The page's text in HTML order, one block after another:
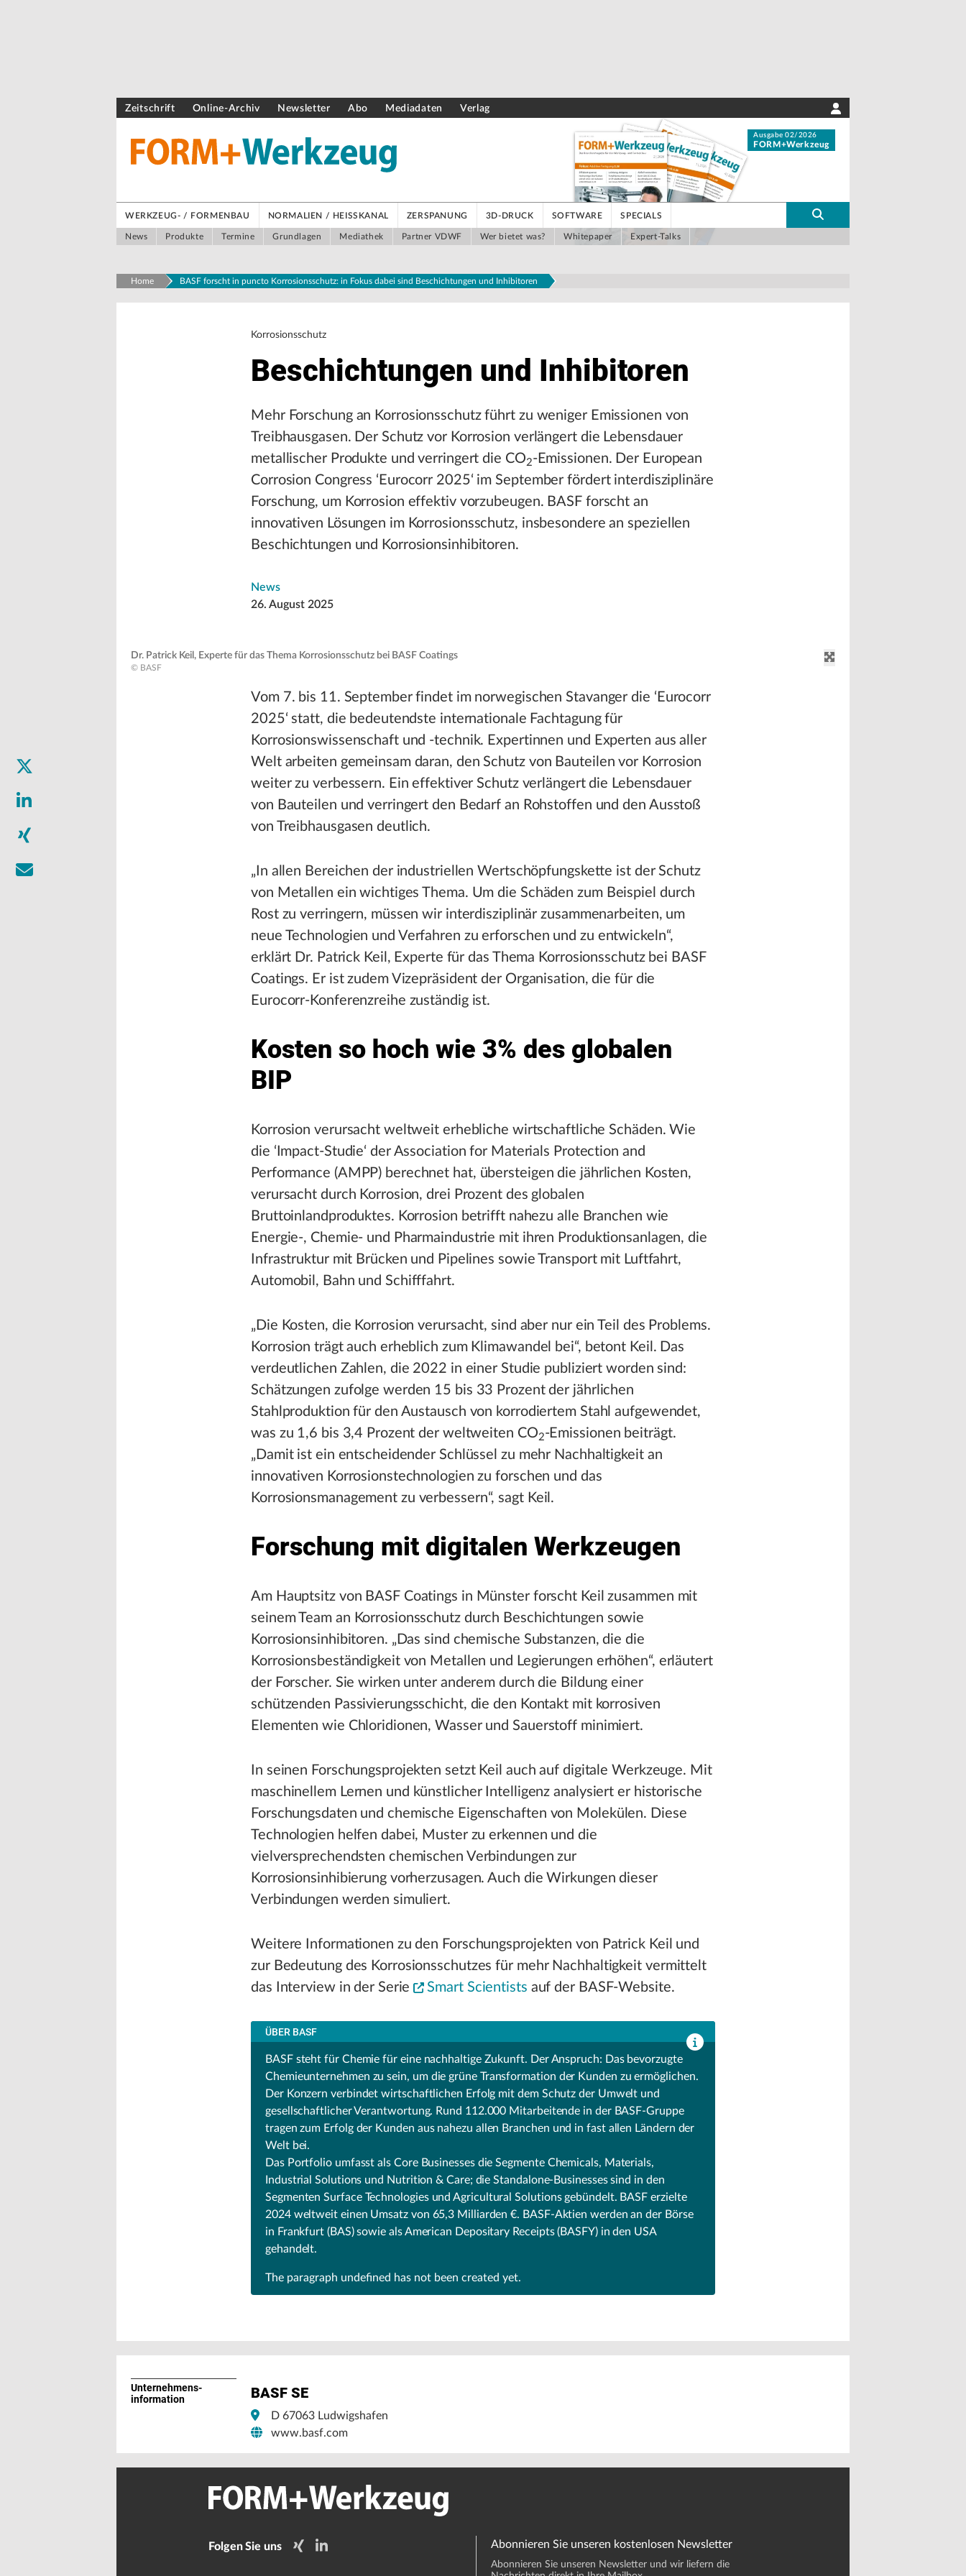
Zeitschrift Online-Archiv Newsletter Abo Mediadaten Verlag
Ausgabe 02/2026
FORM+Werkzeug
WERKZEUG- / FORMENBAU NORMALIEN / HEISSKANAL ZERSPANUNG 3D-DRUCK SOFTWARE SPECIALS
News Produkte Termine Grundlagen Mediathek Partner VDWF Wer bietet was? Whitepaper Expert-Talks
Home BASF forscht in puncto Korrosionsschutz: in Fokus dabei sind Beschichtungen und Inhibitoren
Korrosionsschutz
Beschichtungen und Inhibitoren
Mehr Forschung an Korrosionsschutz führt zu weniger Emissionen von
Treibhausgasen. Der Schutz vor Korrosion verlängert die Lebensdauer
metallischer Produkte und verringert die CO2-Emissionen. Der European
Corrosion Congress ‘Eurocorr 2025‘ im September fördert interdisziplinäre
Forschung, um Korrosion effektiv vorzubeugen. BASF forscht an
innovativen Lösungen im Korrosionsschutz, insbesondere an speziellen
Beschichtungen und Korrosionsinhibitoren.
News
26. August 2025
Dr. Patrick Keil, Experte für das Thema Korrosionsschutz bei BASF Coatings
© BASF
Vom 7. bis 11. September findet im norwegischen Stavanger die ‘Eurocorr
2025‘ statt, die bedeutendste internationale Fachtagung für
Korrosionswissenschaft und -technik. Expertinnen und Experten aus aller
Welt arbeiten gemeinsam daran, den Schutz von Bauteilen vor Korrosion
weiter zu verbessern. Ein effektiver Schutz verlängert die Lebensdauer
von Bauteilen und verringert den Bedarf an Rohstoffen und den Ausstoß
von Treibhausgasen deutlich.
„In allen Bereichen der industriellen Wertschöpfungskette ist der Schutz
von Metallen ein wichtiges Thema. Um die Schäden zum Beispiel durch
Rost zu verringern, müssen wir interdisziplinär zusammenarbeiten, um
neue Technologien und Verfahren zu erforschen und zu entwickeln“,
erklärt Dr. Patrick Keil, Experte für das Thema Korrosionsschutz bei BASF
Coatings. Er ist zudem Vizepräsident der Organisation, die für die
Eurocorr-Konferenzreihe zuständig ist.
Kosten so hoch wie 3% des globalen
BIP
Korrosion verursacht weltweit erhebliche wirtschaftliche Schäden. Wie
die ‘Impact-Studie‘ der Association for Materials Protection and
Performance (AMPP) berechnet hat, übersteigen die jährlichen Kosten,
verursacht durch Korrosion, drei Prozent des globalen
Bruttoinlandproduktes. Korrosion betrifft nahezu alle Branchen wie
Energie-, Chemie- und Pharmaindustrie mit ihren Produktionsanlagen, die
Infrastruktur mit Brücken und Pipelines sowie Transport mit Luftfahrt,
Automobil, Bahn und Schifffahrt.
„Die Kosten, die Korrosion verursacht, sind aber nur ein Teil des Problems.
Korrosion trägt auch erheblich zum Klimawandel bei“, betont Keil. Das
verdeutlichen Zahlen, die 2022 in einer Studie publiziert worden sind:
Schätzungen zufolge werden 15 bis 33 Prozent der jährlichen
Stahlproduktion für den Austausch von korrodiertem Stahl aufgewendet,
was zu 1,6 bis 3,4 Prozent der weltweiten CO2-Emissionen beiträgt.
„Damit ist ein entscheidender Schlüssel zu mehr Nachhaltigkeit an
innovativen Korrosionstechnologien zu forschen und das
Korrosionsmanagement zu verbessern“, sagt Keil.
Forschung mit digitalen Werkzeugen
Am Hauptsitz von BASF Coatings in Münster forscht Keil zusammen mit
seinem Team an Korrosionsschutz durch Beschichtungen sowie
Korrosionsinhibitoren. „Das sind chemische Substanzen, die die
Korrosionsbeständigkeit von Metallen und Legierungen erhöhen“, erläutert
der Forscher. Sie wirken unter anderem durch die Bildung einer
schützenden Passivierungsschicht, die den Kontakt mit korrosiven
Elementen wie Chloridionen, Wasser und Sauerstoff minimiert.
In seinen Forschungsprojekten setzt Keil auch auf digitale Werkzeuge. Mit
maschinellem Lernen und künstlicher Intelligenz analysiert er historische
Forschungsdaten und chemische Eigenschaften von Molekülen. Diese
Technologien helfen dabei, Muster zu erkennen und die
vielversprechendsten chemischen Verbindungen zur
Korrosionsinhibierung vorherzusagen. Auch die Wirkungen dieser
Verbindungen werden simuliert.
Weitere Informationen zu den Forschungsprojekten von Patrick Keil und
zur Bedeutung des Korrosionsschutzes für mehr Nachhaltigkeit vermittelt
das Interview in der Serie
Smart Scientists auf der BASF-Website.
ÜBER BASF
BASF steht für Chemie für eine nachhaltige Zukunft. Der Anspruch: Das bevorzugte
Chemieunternehmen zu sein, um die grüne Transformation der Kunden zu ermöglichen.
Der Konzern verbindet wirtschaftlichen Erfolg mit dem Schutz der Umwelt und
gesellschaftlicher Verantwortung. Rund 112.000 Mitarbeitende in der BASF-Gruppe
tragen zum Erfolg der Kunden aus nahezu allen Branchen und in fast allen Ländern der
Welt bei.
Das Portfolio umfasst als Core Businesses die Segmente Chemicals, Materials,
Industrial Solutions und Nutrition & Care; die Standalone-Businesses sind in den
Segmenten Surface Technologies und Agricultural Solutions gebündelt. BASF erzielte
2024 weltweit einen Umsatz von 65,3 Milliarden €. BASF-Aktien werden an der Börse
in Frankfurt (BAS) sowie als American Depositary Receipts (BASFY) in den USA
gehandelt.
The paragraph undefined has not been created yet.
Unternehmens­
information
BASF SE
D 67063 Ludwigshafen
www.basf.com
Folgen Sie uns Abonnieren Sie unseren kostenlosen Newsletter
Abonnieren Sie unseren Newsletter und wir liefern die